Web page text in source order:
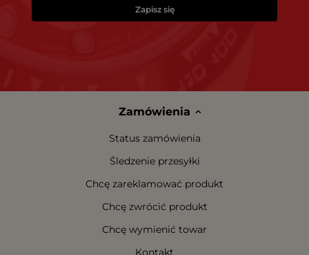
Zapisz się
Zamówienia
Status zamówienia
Śledzenie przesyłki
Chcę zareklamować produkt
Chcę zwrócić produkt
Chcę wymienić towar
Kontakt